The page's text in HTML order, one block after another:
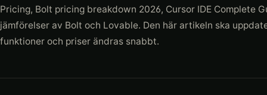
Pricing, Bolt pricing breakdown 2026, Cursor IDE Complete
jämförelser av Bolt och Lovable. Den här artikeln ska
funktioner och priser ändras snabbt.